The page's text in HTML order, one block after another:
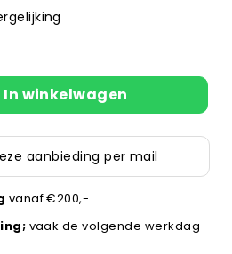
In winkelwagen
aanbieding per mail
vanaf €200,-
vaak de volgende werkdag